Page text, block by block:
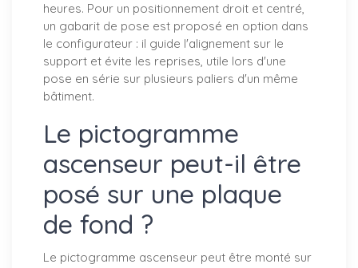
heures. Pour un positionnement droit et centré,
un gabarit de pose est proposé en option dans
le configurateur : il guide l'alignement sur le
support et évite les reprises, utile lors d'une
pose en série sur plusieurs paliers d'un même
bâtiment.
Le pictogramme
ascenseur peut-il être
posé sur une plaque
de fond ?
Le pictogramme ascenseur peut être monté sur